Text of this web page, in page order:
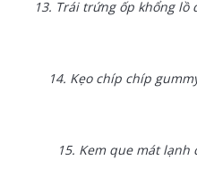
13. Trái trứng ốp khổng
14. Kẹo chíp chíp
15. Kem que mát lạnh